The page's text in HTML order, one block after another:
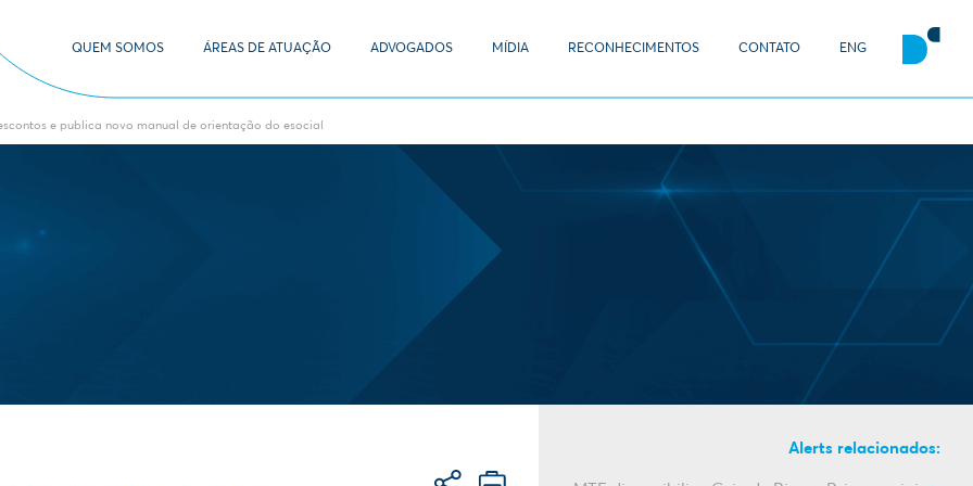
QUEM SOMOS ÁREAS DE ATUAÇÃO ADVOGADOS MÍDIA RECONHECIMENTOS CONTATO ENG
e publica novo manual de orientação do esocial
Alerts relacionados: